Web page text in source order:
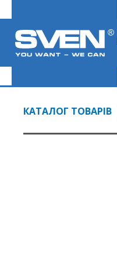
КАТАЛОГ ТОВАРІВ